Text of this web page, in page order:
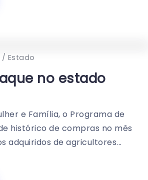
Estado
no estado
e Família, o Programa de
histórico de compras no mês
adquiridos de agricultores...